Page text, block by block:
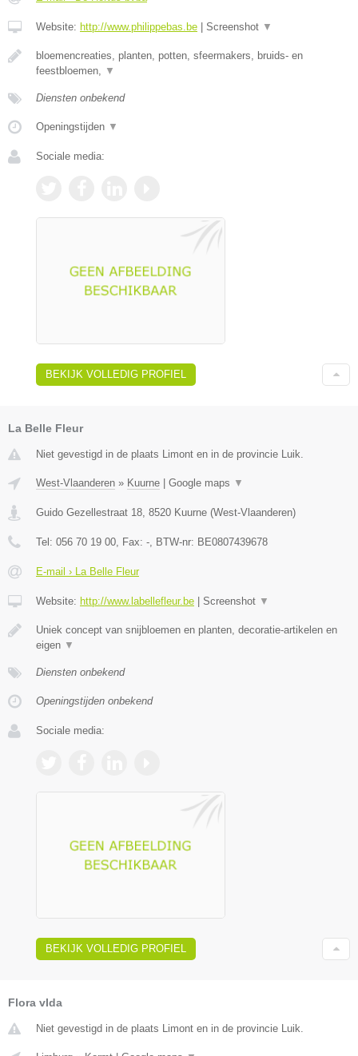
Website: http://www.philippebas.be Screenshot ▼
bloemencreaties, planten, potten, sfeermakers, bruids- en
feestbloemen, ▼
Diensten onbekend
Openingstijden ▼
Sociale media:
BEKIJK VOLLEDIG PROFIEL
La Belle Fleur
Niet gevestigd in de plaats Limont en in de provincie Luik.
West-Vlaanderen » Kuurne Google maps ▼
Guido Gezellestraat 18, 8520 Kuurne (West-Vlaanderen)
Tel: 056 70 19 00, Fax: -, BTW-nr: BE0807439678
E-mail › La Belle Fleur
Website: http://www.labellefleur.be Screenshot ▼
Uniek concept van snijbloemen en planten, decoratie-artikelen en
eigen ▼
Diensten onbekend
Openingstijden onbekend
Sociale media:
BEKIJK VOLLEDIG PROFIEL
Flora vIda
Niet gevestigd in de plaats Limont en in de provincie Luik.